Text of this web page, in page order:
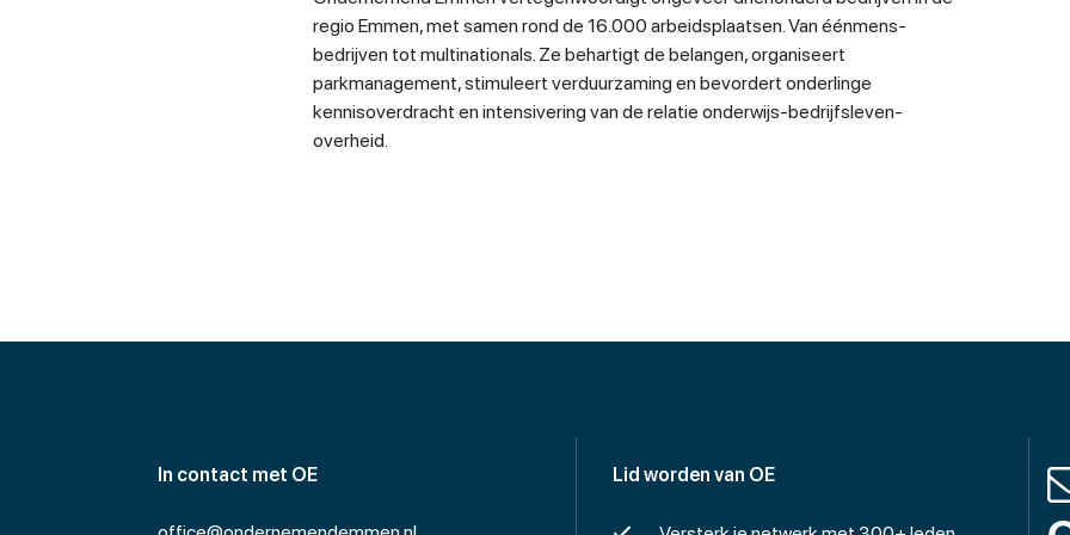
regio Emmen, met samen rond de 16.000 arbeidsplaatsen. Van éénmens-
bedrijven tot multinationals. Ze behartigt de belangen, organiseert
parkmanagement, stimuleert verduurzaming en bevordert onderlinge
kennisoverdracht en intensivering van de relatie onderwijs-bedrijfsleven-
overheid.
In contact met OE Lid worden van OE